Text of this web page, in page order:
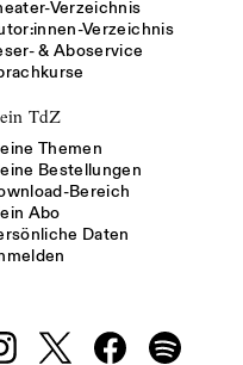
Verzeichnis
Verzeichnis
& Aboservice
TdZ
Themen
Bestellungen
Bereich
Abo
Daten